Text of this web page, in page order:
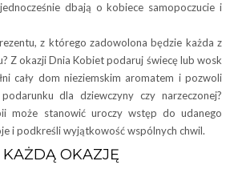
dbają o kobiece samopoczucie i
z którego zadowolona będzie każda z
Z okazji Dnia Kobiet podaruj świecę lub wosk
cały dom nieziemskim aromatem i pozwoli
dla dziewczyny czy narzeczonej?
może stanowić uroczy wstęp do udanego
i podkreśli wyjątkowość wspólnych chwil.
OKAZJĘ